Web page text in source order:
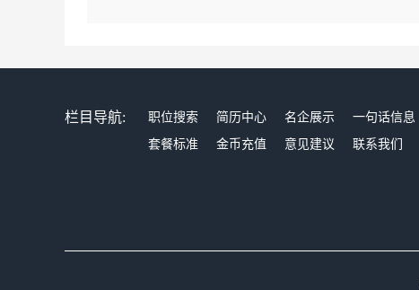
栏目导航: 职位搜索 简历中心 名企展示 一句话信息
套餐标准
金币充值 意见建议 联系我们